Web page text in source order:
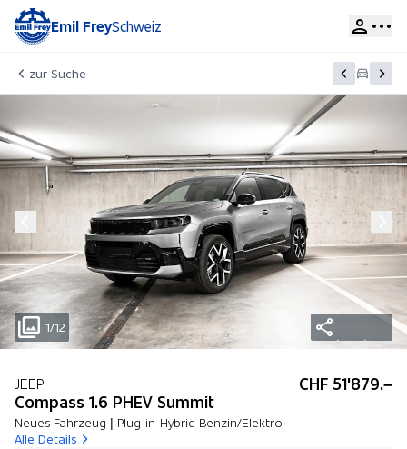
Emil FreySchweiz
zur Suche
1/12
JEEP
Compass 1.6 PHEV Summit
Neues Fahrzeug | Plug-in-Hybrid Benzin/Elektro
Alle Details
CHF 51'879.–